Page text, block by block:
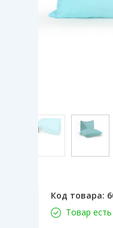
Код товара:
Товар